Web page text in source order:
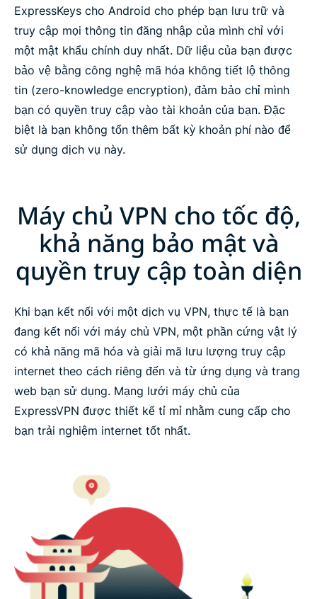
ExpressKeys cho Android cho phép bạn lưu trữ và
truy cập mọi thông tin đăng nhập của mình chỉ với
một mật khẩu chính duy nhất. Dữ liệu của bạn được
bảo vệ bằng công nghệ mã hóa không tiết lộ thông
tin (zero-knowledge encryption), đảm bảo chỉ mình
bạn có quyền truy cập vào tài khoản của bạn. Đặc
biệt là bạn không tốn thêm bất kỳ khoản phí nào để
sử dụng dịch vụ này.
Máy chủ VPN cho tốc độ,
khả năng bảo mật và
quyền truy cập toàn diện
Khi bạn kết nối với một dịch vụ VPN, thực tế là bạn
đang kết nối với máy chủ VPN, một phần cứng vật lý
có khả năng mã hóa và giải mã lưu lượng truy cập
internet theo cách riêng đến và từ ứng dụng và trang
web bạn sử dụng. Mạng lưới máy chủ của
ExpressVPN được thiết kế tỉ mỉ nhằm cung cấp cho
bạn trải nghiệm internet tốt nhất.